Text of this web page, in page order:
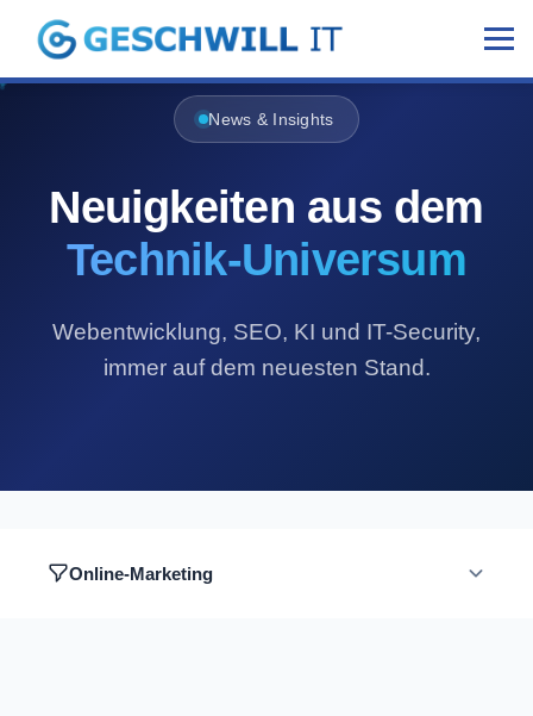
News & Insights
Neuigkeiten aus dem
Technik-Universum
Webentwicklung, SEO, KI und IT-Security,
immer auf dem neuesten Stand.
Online-Marketing